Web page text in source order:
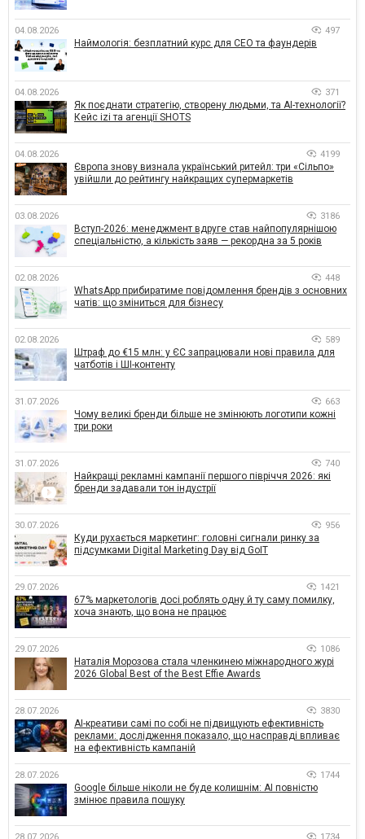
04.08.2026 497
Наймологія: безплатний курс для CEO та фаундерів
04.08.2026 371
Як поєднати стратегію, створену людьми, та AI-технології?
Кейс izi та агенції SHOTS
04.08.2026 4199
Європа знову визнала український ритейл: три «Сільпо»
увійшли до рейтингу найкращих супермаркетів
03.08.2026 3186
Вступ-2026: менеджмент вдруге став найпопулярнішою
спеціальністю, а кількість заяв — рекордна за 5 років
02.08.2026 448
WhatsApp прибиратиме повідомлення брендів з основних
чатів: що зміниться для бізнесу
02.08.2026 589
Штраф до €15 млн: у ЄС запрацювали нові правила для
чатботів і ШІ-контенту
31.07.2026 663
Чому великі бренди більше не змінюють логотипи кожні
три роки
31.07.2026 740
Найкращі рекламні кампанії першого півріччя 2026: які
бренди задавали тон індустрії
30.07.2026 956
Куди рухається маркетинг: головні сигнали ринку за
підсумками Digital Marketing Day від GoIT
29.07.2026 1421
67% маркетологів досі роблять одну й ту саму помилку,
хоча знають, що вона не працює
29.07.2026 1086
Наталія Морозова стала членкинею міжнародного журі
2026 Global Best of the Best Effie Awards
28.07.2026 3830
AI-креативи самі по собі не підвищують ефективність
реклами: дослідження показало, що насправді впливає
на ефективність кампаній
28.07.2026 1744
Google більше ніколи не буде колишнім: AI повністю
змінює правила пошуку
28.07.2026